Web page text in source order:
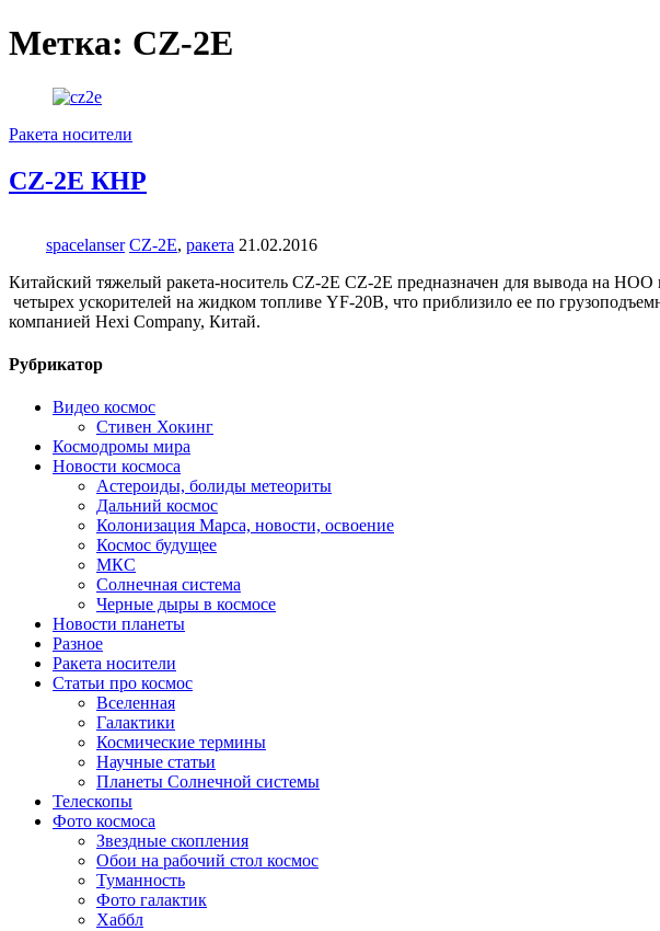
Метка: CZ-2E
Ракета носители
CZ-2E КНР
spacelanser CZ-2E, ракета 21.02.2016
Китайский тяжелый ракета-носитель CZ-2E CZ-2E предназначен для вывода на
четырех ускорителей на жидком топливе YF-20B, что приблизило ее по
компанией Hexi Company, Китай.
Рубрикатор
Видео космос
Стивен Хокинг
Космодромы мира
Новости космоса
Астероиды, болиды метеориты
Дальний космос
Колонизация Марса, новости, освоение
Космос будущее
МКС
Солнечная система
Черные дыры в космосе
Новости планеты
Разное
Ракета носители
Статьи про космос
Вселенная
Галактики
Космические термины
Научные статьи
Планеты Солнечной системы
Телескопы
Фото космоса
Звездные скопления
Обои на рабочий стол космос
Туманность
Фото галактик
Хаббл